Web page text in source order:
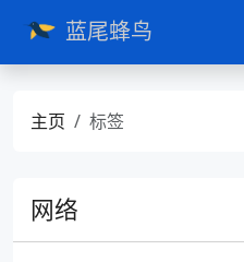
蓝尾蜂鸟
主页 标签
网络